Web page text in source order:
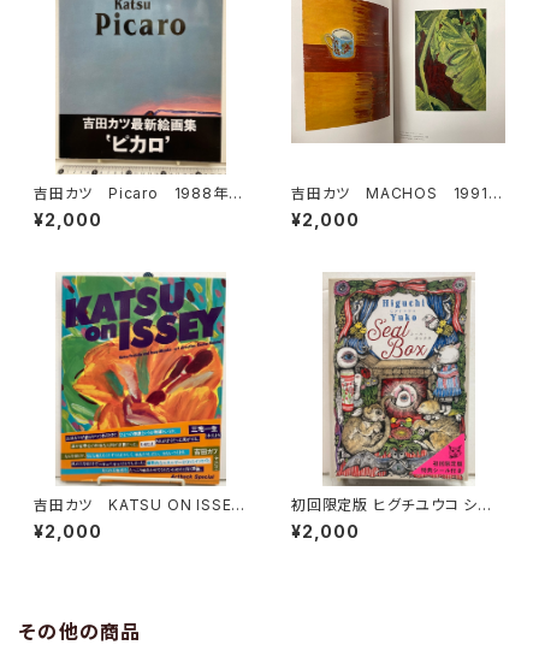
吉田カツ Picaro 1988年
リブロポート刊
¥2,000
吉田カツ MACHOS 1991
年 用美社
¥2,000
吉田カツ KATSU ON ISSEY
三宅一生 1982年 CBSソ
ニー出版
¥2,000
初回限定版 ヒグチユウコ シー
ル・ボックス サイン入り 201
8年 初版 グラフィック社
¥2,000
その他の商品